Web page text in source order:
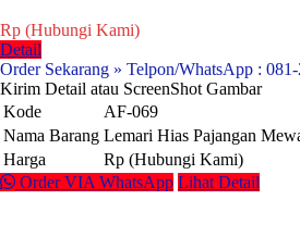
Rp (Hubungi Kami)
Detail
Order Sekarang » Telpon/WhatsApp :
Kirim Detail atau ScreenShot Gambar
Kode
AF-069
Nama Barang Lemari Hias Pajangan
Harga
Rp (Hubungi Kami)
Order VIA WhatsApp Lihat Detail